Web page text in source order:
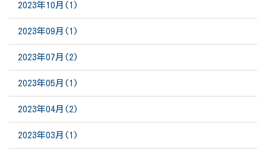
2023年10月(1)
2023年09月(1)
2023年07月(2)
2023年05月(1)
2023年04月(2)
2023年03月(1)